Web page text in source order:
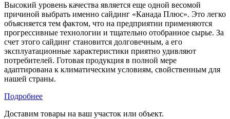
Высокий уровень качества является еще одной весомой
причиной выбрать именно сайдинг «Канада Плюс». Это легко
объясняется тем фактом, что на предприятии применяются
прогрессивные технологии и тщательно отобранное сырье. За
счет этого сайдинг становится долговечным, а его
эксплуатационные характеристики приятно удивляют
потребителей. Готовая продукция в полной мере
адаптирована к климатическим условиям, свойственным для
нашей страны.
Подробнее
Доставим товары на ваш участок или объект.